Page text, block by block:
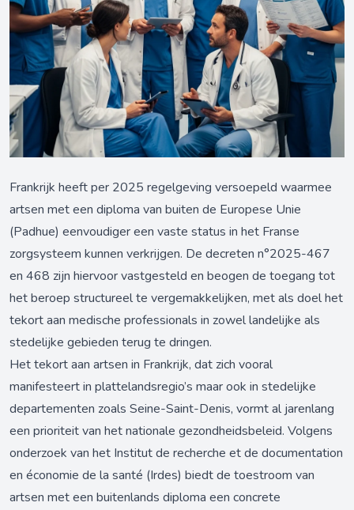
Frankrijk heeft per 2025 regelgeving versoepeld waarmee
artsen met een diploma van buiten de Europese Unie
(Padhue) eenvoudiger een vaste status in het Franse
zorgsysteem kunnen verkrijgen. De decreten n°2025-467
en 468 zijn hiervoor vastgesteld en beogen de toegang tot
het beroep structureel te vergemakkelijken, met als doel het
tekort aan medische professionals in zowel landelijke als
stedelijke gebieden terug te dringen.
Het tekort aan artsen in Frankrijk, dat zich vooral
manifesteert in plattelandsregio’s maar ook in stedelijke
departementen zoals Seine-Saint-Denis, vormt al jarenlang
een prioriteit van het nationale gezondheidsbeleid. Volgens
onderzoek van het Institut de recherche et de documentation
en économie de la santé (Irdes) biedt de toestroom van
artsen met een buitenlands diploma een concrete